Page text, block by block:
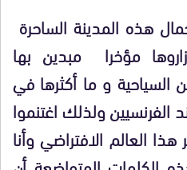
هذه المدينة الساحرة
مؤخرا مبدين بها
السياحية و ما أكثرها في
الفرنسيين ولذلك اغتنموا
العالم الافتراضي وأنا